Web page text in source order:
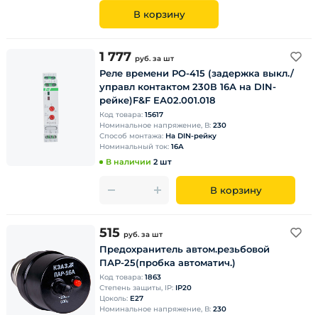
В корзину
1 777 руб. за шт
Реле времени РО-415 (задержка выкл./
управл контактом 230В 16А на DIN-
рейке)F&F ЕА02.001.018
Код товара: 15617
Номинальное напряжение, В: 230
Способ монтажа: На DIN-рейку
Номинальный ток: 16А
В наличии 2 шт
В корзину
515 руб. за шт
Предохранитель автом.резьбовой
ПАР-25(пробка автоматич.)
Код товара: 1863
Степень защиты, IP: IP20
Цоколь: E27
Номинальное напряжение, В: 230